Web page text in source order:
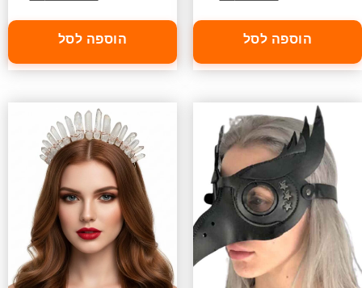
הוספה לסל הוספה לסל